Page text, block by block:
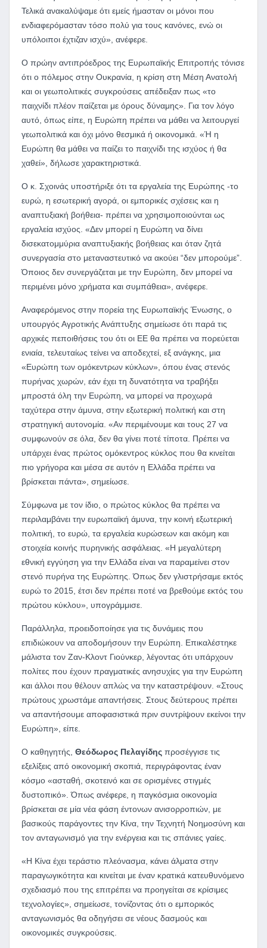
Τελικά ανακαλύψαμε ότι εμείς ήμασταν οι μόνοι που
ενδιαφερόμασταν τόσο πολύ για τους κανόνες, ενώ οι
υπόλοιποι έχτιζαν ισχύ», ανέφερε.
Ο πρώην αντιπρόεδρος της Ευρωπαϊκής Επιτροπής τόνισε
ότι ο πόλεμος στην Ουκρανία, η κρίση στη Μέση Ανατολή
και οι γεωπολιτικές συγκρούσεις απέδειξαν πως «το
παιχνίδι πλέον παίζεται με όρους δύναμης». Για τον λόγο
αυτό, όπως είπε, η Ευρώπη πρέπει να μάθει να λειτουργεί
γεωπολιτικά και όχι μόνο θεσμικά ή οικονομικά. «Ή η
Ευρώπη θα μάθει να παίζει το παιχνίδι της ισχύος ή θα
χαθεί», δήλωσε χαρακτηριστικά.
Ο κ. Σχοινάς υποστήριξε ότι τα εργαλεία της Ευρώπης -το
ευρώ, η εσωτερική αγορά, οι εμπορικές σχέσεις και η
αναπτυξιακή βοήθεια- πρέπει να χρησιμοποιούνται ως
εργαλεία ισχύος. «Δεν μπορεί η Ευρώπη να δίνει
δισεκατομμύρια αναπτυξιακής βοήθειας και όταν ζητά
συνεργασία στο μεταναστευτικό να ακούει “δεν μπορούμε”.
Όποιος δεν συνεργάζεται με την Ευρώπη, δεν μπορεί να
περιμένει μόνο χρήματα και συμπάθεια», ανέφερε.
Αναφερόμενος στην πορεία της Ευρωπαϊκής Ένωσης, ο
υπουργός Αγροτικής Ανάπτυξης σημείωσε ότι παρά τις
αρχικές πεποιθήσεις του ότι οι ΕΕ θα πρέπει να πορεύεται
ενιαία, τελευταίως τείνει να αποδεχτεί, εξ ανάγκης, μια
«Ευρώπη των ομόκεντρων κύκλων», όπου ένας στενός
πυρήνας χωρών, εάν έχει τη δυνατότητα να τραβήξει
μπροστά όλη την Ευρώπη, να μπορεί να προχωρά
ταχύτερα στην άμυνα, στην εξωτερική πολιτική και στη
στρατηγική αυτονομία. «Αν περιμένουμε και τους 27 να
συμφωνούν σε όλα, δεν θα γίνει ποτέ τίποτα. Πρέπει να
υπάρχει ένας πρώτος ομόκεντρος κύκλος που θα κινείται
πιο γρήγορα και μέσα σε αυτόν η Ελλάδα πρέπει να
βρίσκεται πάντα», σημείωσε.
Σύμφωνα με τον ίδιο, ο πρώτος κύκλος θα πρέπει να
περιλαμβάνει την ευρωπαϊκή άμυνα, την κοινή εξωτερική
πολιτική, το ευρώ, τα εργαλεία κυρώσεων και ακόμη και
στοιχεία κοινής πυρηνικής ασφάλειας. «Η μεγαλύτερη
εθνική εγγύηση για την Ελλάδα είναι να παραμείνει στον
στενό πυρήνα της Ευρώπης. Όπως δεν γλιστρήσαμε εκτός
ευρώ το 2015, έτσι δεν πρέπει ποτέ να βρεθούμε εκτός του
πρώτου κύκλου», υπογράμμισε.
Παράλληλα, προειδοποίησε για τις δυνάμεις που
επιδιώκουν να αποδομήσουν την Ευρώπη. Επικαλέστηκε
μάλιστα τον Ζαν-Κλοντ Γιούνκερ, λέγοντας ότι υπάρχουν
πολίτες που έχουν πραγματικές ανησυχίες για την Ευρώπη
και άλλοι που θέλουν απλώς να την καταστρέψουν. «Στους
πρώτους χρωστάμε απαντήσεις. Στους δεύτερους πρέπει
να απαντήσουμε αποφασιστικά πριν συντρίψουν εκείνοι την
Ευρώπη», είπε.
Ο καθηγητής, Θεόδωρος Πελαγίδης προσέγγισε τις
εξελίξεις από οικονομική σκοπιά, περιγράφοντας έναν
κόσμο «ασταθή, σκοτεινό και σε ορισμένες στιγμές
δυστοπικό». Όπως ανέφερε, η παγκόσμια οικονομία
βρίσκεται σε μία νέα φάση έντονων ανισορροπιών, με
βασικούς παράγοντες την Κίνα, την Τεχνητή Νοημοσύνη και
τον ανταγωνισμό για την ενέργεια και τις σπάνιες γαίες.
«Η Κίνα έχει τεράστιο πλεόνασμα, κάνει άλματα στην
παραγωγικότητα και κινείται με έναν κρατικά κατευθυνόμενο
σχεδιασμό που της επιτρέπει να προηγείται σε κρίσιμες
τεχνολογίες», σημείωσε, τονίζοντας ότι ο εμπορικός
ανταγωνισμός θα οδηγήσει σε νέους δασμούς και
οικονομικές συγκρούσεις.